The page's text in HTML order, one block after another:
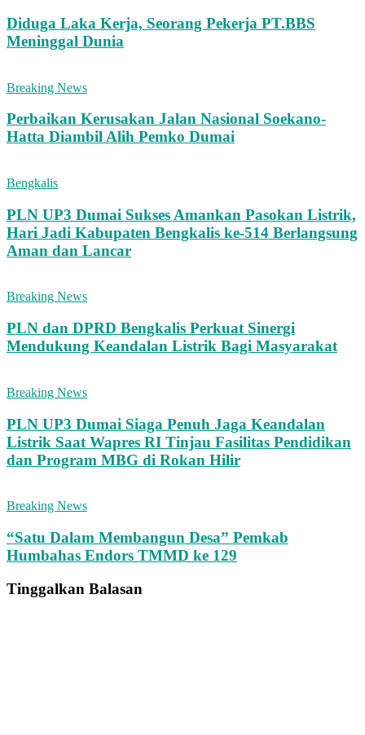
Diduga Laka Kerja, Seorang Pekerja PT.BBS
Meninggal Dunia
Breaking News
Perbaikan Kerusakan Jalan Nasional Soekano-
Hatta Diambil Alih Pemko Dumai
Bengkalis
PLN UP3 Dumai Sukses Amankan Pasokan Listrik,
Hari Jadi Kabupaten Bengkalis ke-514 Berlangsung
Aman dan Lancar
Breaking News
PLN dan DPRD Bengkalis Perkuat Sinergi
Mendukung Keandalan Listrik Bagi Masyarakat
Breaking News
PLN UP3 Dumai Siaga Penuh Jaga Keandalan
Listrik Saat Wapres RI Tinjau Fasilitas Pendidikan
dan Program MBG di Rokan Hilir
Breaking News
“Satu Dalam Membangun Desa” Pemkab
Humbahas Endors TMMD ke 129
Tinggalkan Balasan